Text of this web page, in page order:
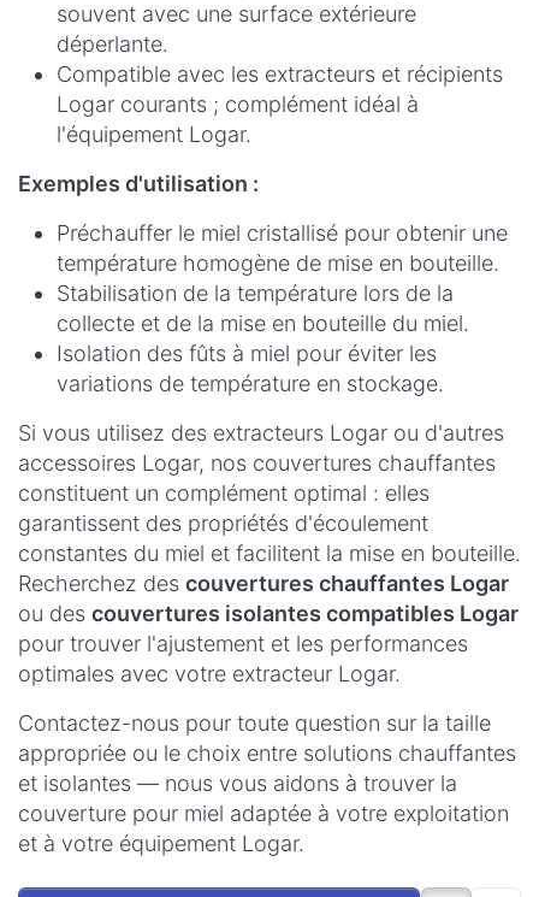
souvent avec une surface extérieure
déperlante.
Compatible avec les extracteurs et récipients
Logar courants ; complément idéal à
l'équipement Logar.
Exemples d'utilisation :
Préchauffer le miel cristallisé pour obtenir une
température homogène de mise en bouteille.
Stabilisation de la température lors de la
collecte et de la mise en bouteille du miel.
Isolation des fûts à miel pour éviter les
variations de température en stockage.
Si vous utilisez des extracteurs Logar ou d'autres
accessoires Logar, nos couvertures chauffantes
constituent un complément optimal : elles
garantissent des propriétés d'écoulement
constantes du miel et facilitent la mise en bouteille.
Recherchez des couvertures chauffantes Logar
ou des couvertures isolantes compatibles Logar
pour trouver l'ajustement et les performances
optimales avec votre extracteur Logar.
Contactez-nous pour toute question sur la taille
appropriée ou le choix entre solutions chauffantes
et isolantes — nous vous aidons à trouver la
couverture pour miel adaptée à votre exploitation
et à votre équipement Logar.